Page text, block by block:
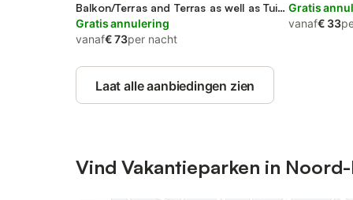
Balkon/Terras and Terras as well as Tuin
and Uitzicht op het meer
Gratis annulering
vanaf€ 73per nacht
Gratis
vanaf€ 33
Laat alle aanbiedingen zien
Vind Vakantieparken in